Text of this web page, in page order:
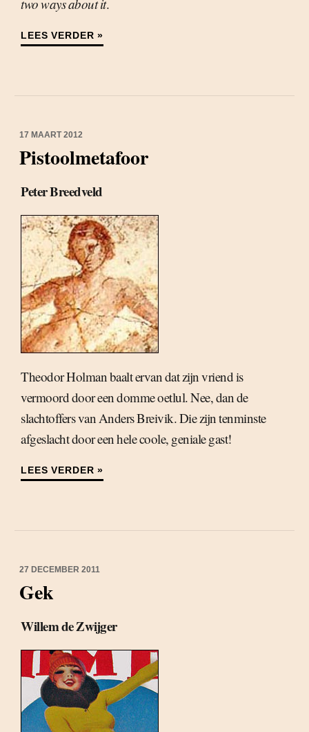
two ways about it.
LEES VERDER »
17 MAART 2012
Pistoolmetafoor
Peter Breedveld
Theodor Holman baalt ervan dat zijn vriend is
vermoord door een domme oetlul. Nee, dan de
slachtoffers van Anders Breivik. Die zijn tenminste
afgeslacht door een hele coole, geniale gast!
LEES VERDER »
27 DECEMBER 2011
Gek
Willem de Zwijger